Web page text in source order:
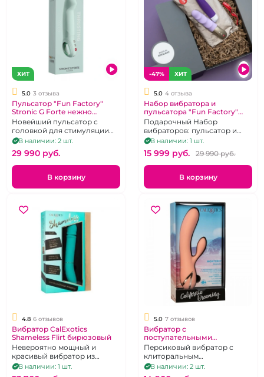
ХИТ
5.0 3 отзыва
Пульсатор "Fun Factory"
Stronic G Forte нежно
бирюзовый
перезаряжаемый
Новейший пульсатор с
головкой для стимуляции
точки G.
В наличии: 2 шт.
29 990 pуб.
В корзину
-47% ХИТ
5.0 4 отзыва
Набор вибратора и
пульсатора "Fun Factory"
Stronic и Volita
Подарочный Набор
вибраторов: пульсатор и
клиторальный стимулятор.
В наличии: 1 шт.
15 999 pуб. 29 990 pуб.
В корзину
4.8 6 отзывов
Вибратор CalExotics
Shameless Flirt бирюзовый
Невероятно мощный и
красивый вибратор из
бирюзового силикона.
В наличии: 1 шт.
5.0 7 отзывов
Вибратор с
поступательными
движениями клиторального
отростка "CalExotics"
Monterey magic
Персиковый вибратор с
клиторальным
стимулятором
В наличии: 2 шт.